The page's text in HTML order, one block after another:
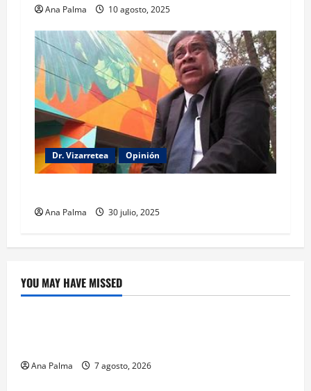
Ana Palma 10 agosto, 2025
Dr. Vizarretea Opinión
Ana Palma 30 julio, 2025
YOU MAY HAVE MISSED
Crítica de Cine
Ana Palma 7 agosto, 2026
Educación